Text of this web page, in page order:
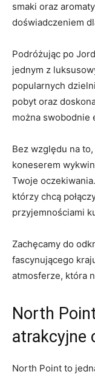
smaki oraz
doświadczeniem
Podróżując po⁤
jednym z‌
popularnych
pobyt oraz
można swobodnie
Bez względu na‍
koneserem
Twoje
którzy chcą
przyjemnościami
Zachęcamy do
fascynującego
atmosferze, która
North
atrakcyjne
North Point ⁤to